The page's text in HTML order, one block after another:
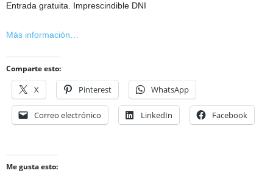
Entrada gratuita. Imprescindible DNI
Más información…
Comparte esto:
X Pinterest WhatsApp
Correo electrónico LinkedIn Facebook
Me gusta esto: